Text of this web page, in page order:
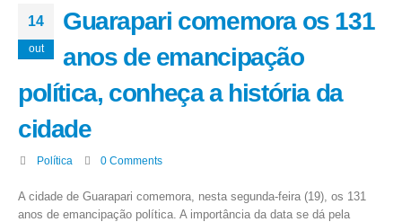
14
out
Guarapari comemora os 131
anos de emancipação
política, conheça a história da
cidade
Política 0 Comments
A cidade de Guarapari comemora, nesta segunda-feira (19), os 131
anos de emancipação política. A importância da data se dá pela